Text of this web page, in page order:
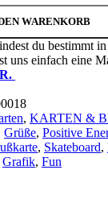
WARENKORB
du bestimmt in
uns einfach eine
, KARTEN &
Grüße, Positive
, Skateboard,
Grafik, Fun